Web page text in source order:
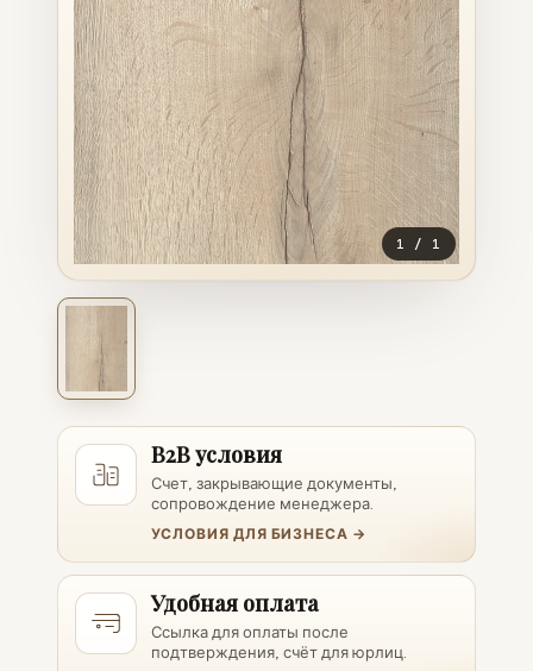
1 / 1
B2B условия
Счет, закрывающие документы,
сопровождение менеджера.
УСЛОВИЯ ДЛЯ БИЗНЕСА →
Удобная оплата
Ссылка для оплаты после
подтверждения, счёт для юрлиц.